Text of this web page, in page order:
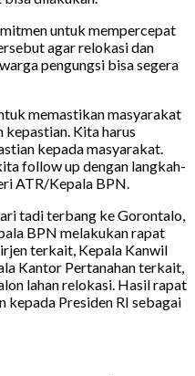
untuk mempercepat
agar relokasi dan
pengungsi bisa segera
memastikan masyarakat
Kita harus
kepada masyarakat.
follow up dengan langkah-
ATR/Kepala BPN.
tadi terbang ke Gorontalo,
BPN melakukan rapat
terkait, Kepala Kanwil
Kantor Pertanahan terkait,
lahan relokasi. Hasil rapat
Presiden RI sebagai